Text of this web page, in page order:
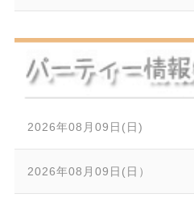
2026年08月09日(日)
2026年08月09日(日）